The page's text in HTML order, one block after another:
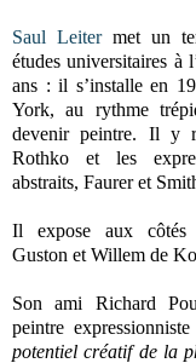
Saul Leitermet un
études universitaires à
ans : il s’installe en
York, au rythme
devenir peintre. Il y
Rothko et les
abstraits, Faurer et
Il expose aux
Guston et Willem de
Son ami Richard
peintre
potentiel créatif de la